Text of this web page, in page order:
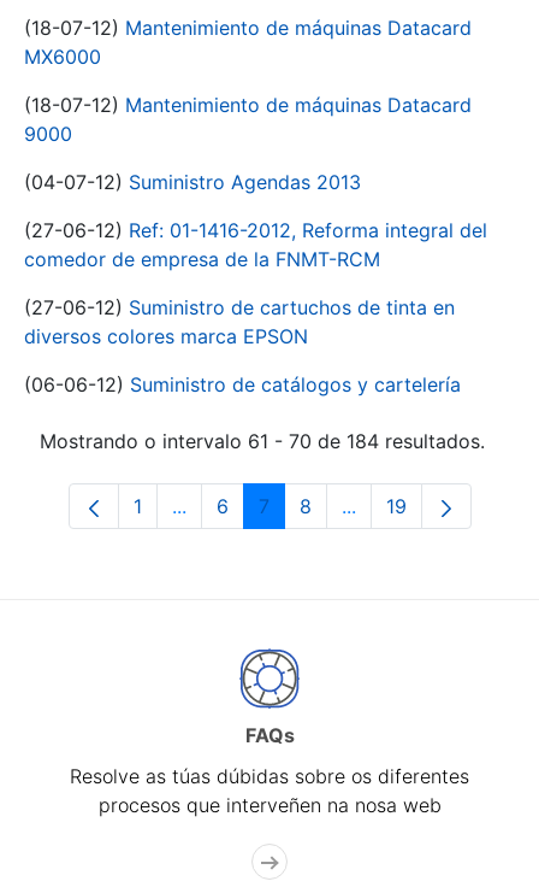
(18-07-12) Mantenimiento de máquinas Datacard
MX6000
(18-07-12) Mantenimiento de máquinas Datacard
9000
(04-07-12) Suministro Agendas 2013
(27-06-12) Ref: 01-1416-2012, Reforma integral del
comedor de empresa de la FNMT-RCM
(27-06-12) Suministro de cartuchos de tinta en
diversos colores marca EPSON
(06-06-12) Suministro de catálogos y cartelería
Mostrando o intervalo 61 - 70 de 184 resultados.
Páxina
1 ...Páxinas intermedias Use pestaña para
Páxina
6 Páxina
7 Páxina
8 ...Páxinas intermedias
Páxina
19
FAQs
Resolve as túas dúbidas sobre os diferentes
procesos que interveñen na nosa web